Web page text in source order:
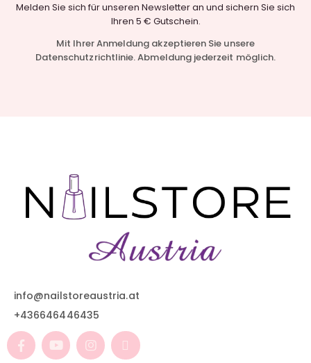
Melden Sie sich für unseren Newsletter an und sichern Sie sich
Ihren 5 € Gutschein.
Mit Ihrer Anmeldung akzeptieren Sie unsere
Datenschutzrichtlinie. Abmeldung jederzeit möglich.
info@nailstoreaustria.at
+436646446435